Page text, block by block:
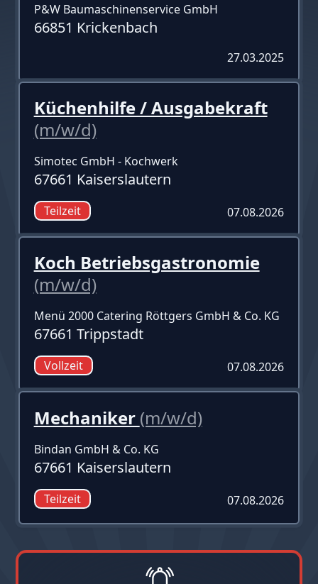
P&W Baumaschinenservice GmbH
66851 Krickenbach
27.03.2025
Küchenhilfe / Ausgabekraft
(m/w/d)
Simotec GmbH - Kochwerk
67661 Kaiserslautern
Teilzeit 07.08.2026
Koch Betriebsgastronomie
(m/w/d)
Menü 2000 Catering Röttgers GmbH & Co. KG
67661 Trippstadt
Vollzeit 07.08.2026
Mechaniker (m/w/d)
Bindan GmbH & Co. KG
67661 Kaiserslautern
Teilzeit 07.08.2026